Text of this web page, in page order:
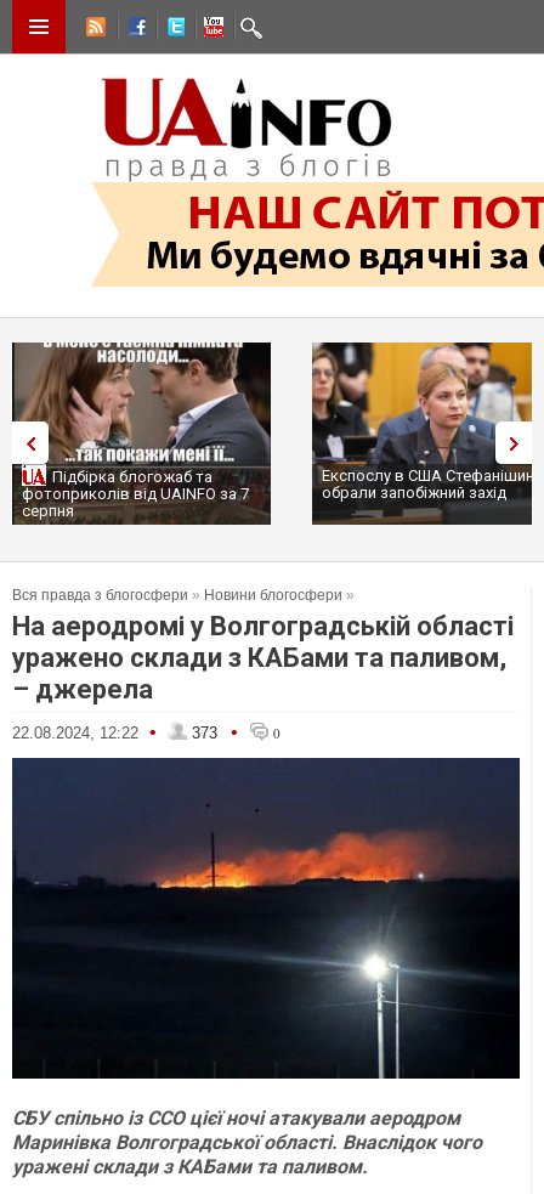
Підбірка блогожаб та
фотоприколів від UAINFO за 7
серпня
Експослу в США
обрали запобіжний захід
Вся правда з блогосфери » Новини блогосфери »
На аеродромі у Волгоградській області
уражено склади з КАБами та паливом,
– джерела
22.08.2024, 12:22 • 373 • 0
СБУ спільно із ССО цієї ночі атакували аеродром
Маринівка Волгоградської області. Внаслідок чого
уражені склади з КАБами та паливом.